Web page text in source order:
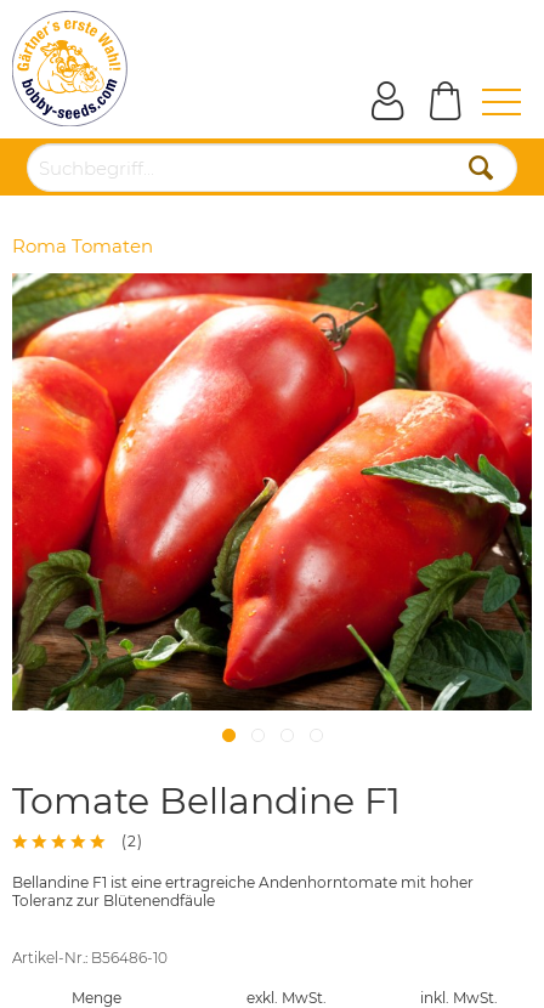
Roma Tomaten
Tomate Bellandine F1
(2)
Bellandine F1 ist eine ertragreiche Andenhorntomate mit hoher
Toleranz zur Blütenendfäule
Artikel-Nr.: B56486-10
Menge exkl. MwSt. inkl. MwSt.